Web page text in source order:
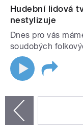
Hudební lidová
nestylizuje
Dnes pro vás
soudobých